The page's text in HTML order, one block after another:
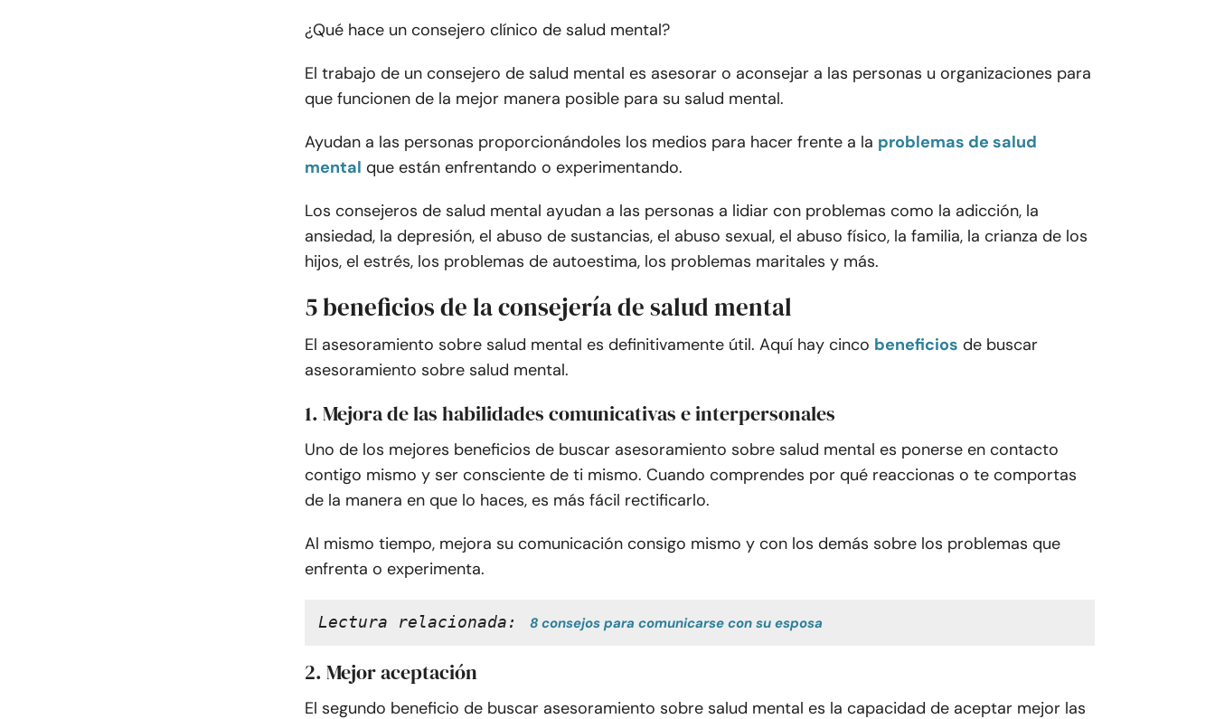
¿Qué hace un consejero clínico de salud mental?
El trabajo de un consejero de salud mental es asesorar o aconsejar a las personas u organizaciones para
que funcionen de la mejor manera posible para su salud mental.
Ayudan a las personas proporcionándoles los medios para hacer frente a la problemas de salud
mental que están enfrentando o experimentando.
Los consejeros de salud mental ayudan a las personas a lidiar con problemas como la adicción, la
ansiedad, la depresión, el abuso de sustancias, el abuso sexual, el abuso físico, la familia, la crianza de los
hijos, el estrés, los problemas de autoestima, los problemas maritales y más.
5 beneficios de la consejería de salud mental
El asesoramiento sobre salud mental es definitivamente útil. Aquí hay cinco beneficios de buscar
asesoramiento sobre salud mental.
1. Mejora de las habilidades comunicativas e interpersonales
Uno de los mejores beneficios de buscar asesoramiento sobre salud mental es ponerse en contacto
contigo mismo y ser consciente de ti mismo. Cuando comprendes por qué reaccionas o te comportas
de la manera en que lo haces, es más fácil rectificarlo.
Al mismo tiempo, mejora su comunicación consigo mismo y con los demás sobre los problemas que
enfrenta o experimenta.
Lectura relacionada: 8 consejos para comunicarse con su esposa
2. Mejor aceptación
El segundo beneficio de buscar asesoramiento sobre salud mental es la capacidad de aceptar mejor las